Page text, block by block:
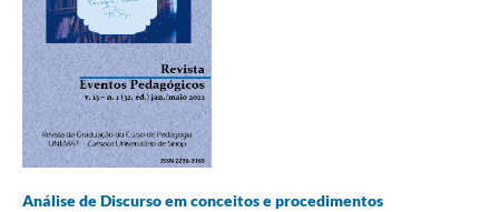
Análise de Discurso em conceitos e procedimentos